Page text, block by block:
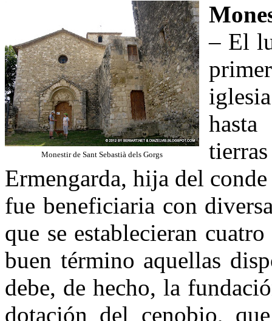
Monestir de Sant Sebastià dels Gorgs
– El
Ermengarda, hija del
fue beneficiaria con
que se establecieran
buen término aquellas
debe, de hecho, la
dotación del cenobio,